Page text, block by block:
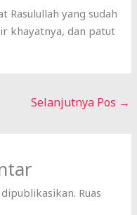
Rasulullah yang sudah
khayatnya, dan patut
Selanjutnya Pos →
Ruas